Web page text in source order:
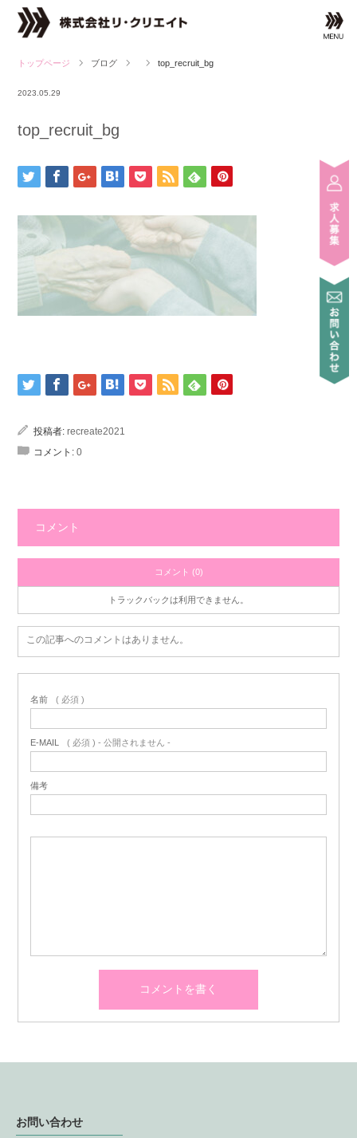
ブログ top_recruit_bg
2023.05.29
top_recruit_bg
投稿者: recreate2021
コメント: 0
コメント
コメント (0)
トラックバックは利用できません。
この記事へのコメントはありません。
名前 ( 必須 )
E-MAIL ( 必須 ) - 公開されません -
備考
お問い合わせ